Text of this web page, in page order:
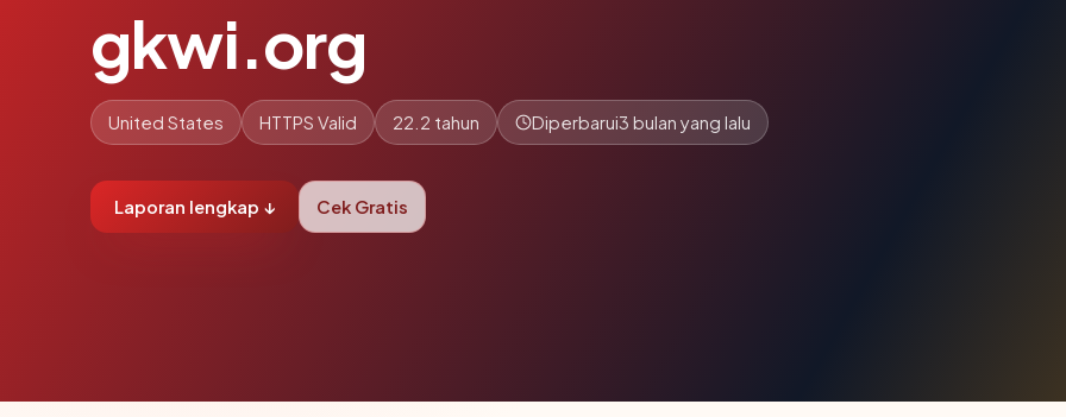
gkwi.org
United States HTTPS Valid 22.2 tahun Diperbarui3 bulan yang lalu
Laporan lengkap ↓ Cek Gratis